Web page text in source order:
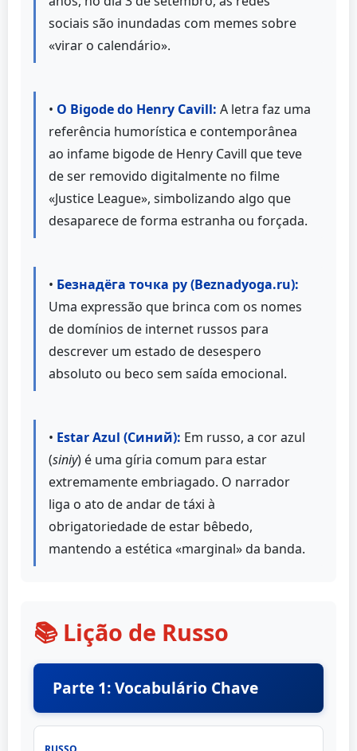
sociais são inundadas com memes sobre
«virar o calendário».
• O Bigode do Henry Cavill: A letra faz uma
referência humorística e contemporânea
ao infame bigode de Henry Cavill que teve
de ser removido digitalmente no filme
«Justice League», simbolizando algo que
desaparece de forma estranha ou forçada.
• Безнадёга точка ру (Beznadyoga.ru):
Uma expressão que brinca com os nomes
de domínios de internet russos para
descrever um estado de desespero
absoluto ou beco sem saída emocional.
• Estar Azul (Синий): Em russo, a cor azul
(siniy) é uma gíria comum para estar
extremamente embriagado. O narrador
liga o ato de andar de táxi à
obrigatoriedade de estar bêbedo,
mantendo a estética «marginal» da banda.
📚 Lição de Russo
Parte 1: Vocabulário Chave